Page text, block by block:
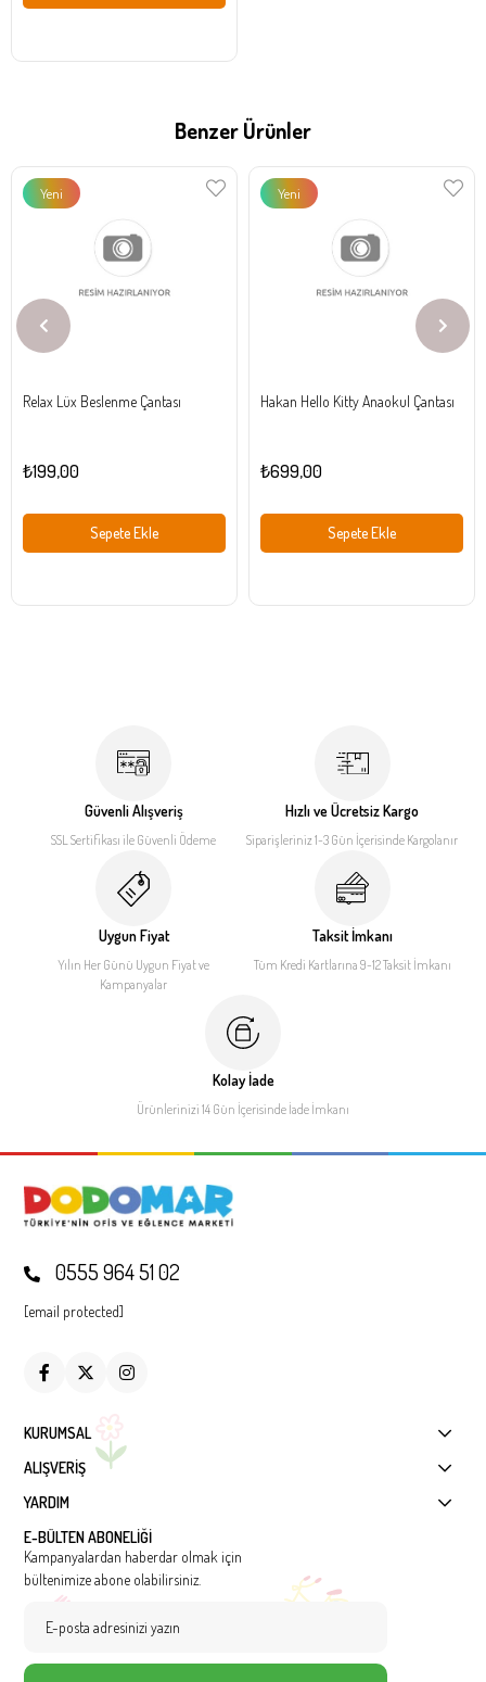
Benzer Ürünler
Relax Lüx Beslenme Çantası
₺199,00
Sepete Ekle
Yeni
Hakan Hello Kitty Anaokul Çantası
₺699,00
Sepete Ekle
Yeni
Güvenli Alışveriş
SSL Sertifikası ile Güvenli Ödeme
Hızlı ve Ücretsiz Kargo
Siparişleriniz 1-3 Gün İçerisinde Kargolanır
Uygun Fiyat
Yılın Her Günü Uygun Fiyatve
Kampanyalar
Taksit İmkanı
Tüm Kredi Kartlarına 9-12Taksit İmkanı
Kolay İade
Ürünlerinizi 14 Gün İçerisinde İade İmkanı
0555 964 51 02
[email protected]
KURUMSAL
ALIŞVERİŞ
YARDIM
E-BÜLTEN ABONELİĞİ
Kampanyalardan haberdar olmak için
bültenimize abone olabilirsiniz.